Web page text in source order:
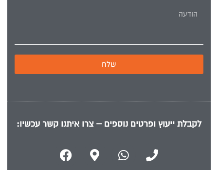
שלח
לקבלת ייעוץ ופרטים נוספים – צרו איתנו קשר עכשיו: